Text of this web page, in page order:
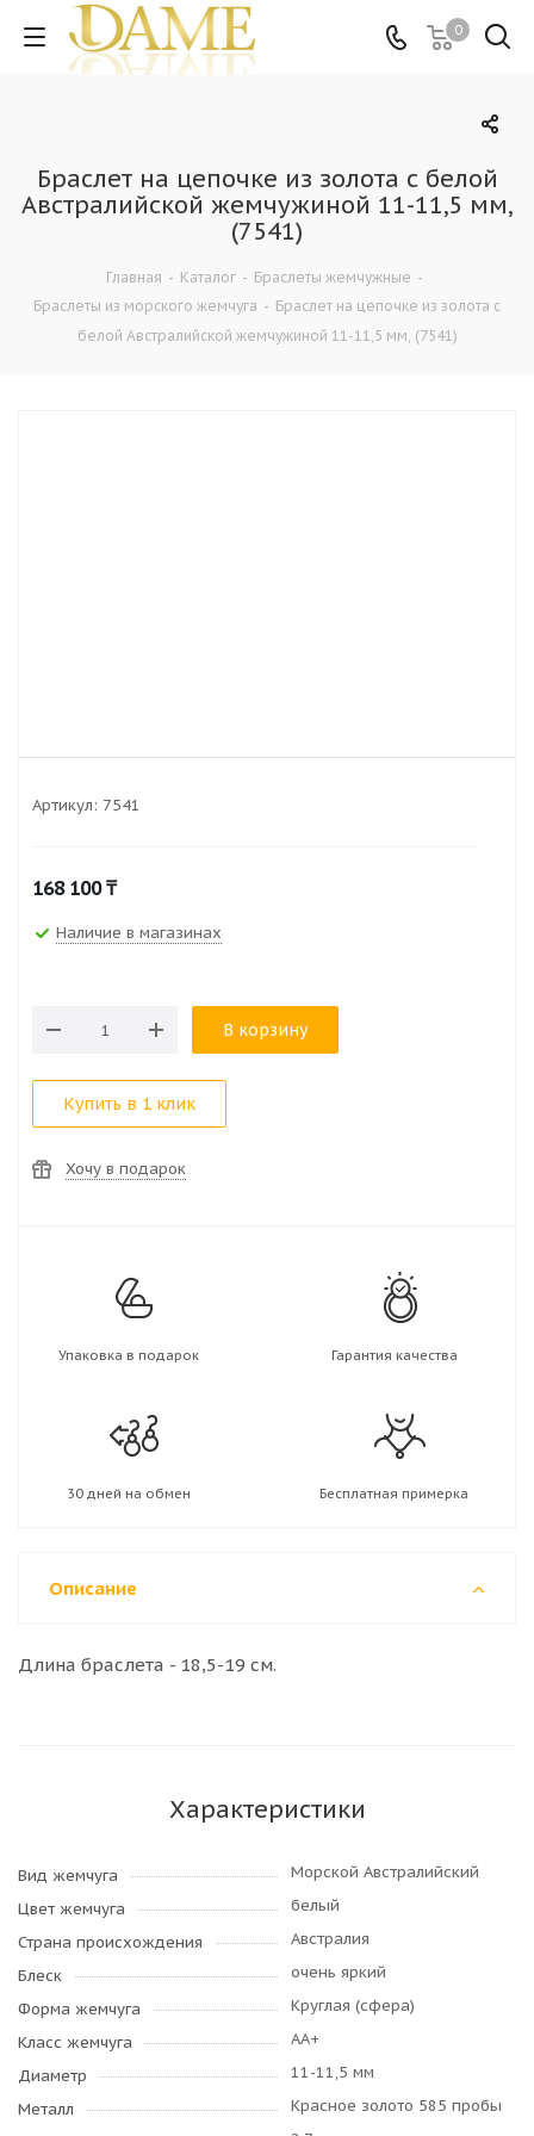
0
Браслет на цепочке из золота с белой
Австралийской жемчужиной 11-11,5 мм,
(7541)
Главная - Каталог - Браслеты жемчужные -
Браслеты из морского жемчуга - Браслет на цепочке из золота с
белой Австралийской жемчужиной 11-11,5 мм, (7541)
Артикул: 7541
168 100₸
Наличие в магазинах
В корзину
Купить в 1 клик
Хочу в подарок
Упаковка в подарок Гарантия качества
30 дней на обмен Бесплатная примерка
Описание
Длина браслета - 18,5-19 см.
Характеристики
Вид жемчуга
Морской Австралийский
Цвет жемчуга
белый
Страна происхождения
Австралия
Блеск
очень яркий
Форма жемчуга
Круглая (сфера)
Класс жемчуга
AA+
Диаметр
11-11,5 мм
Металл
Красное золото 585 пробы